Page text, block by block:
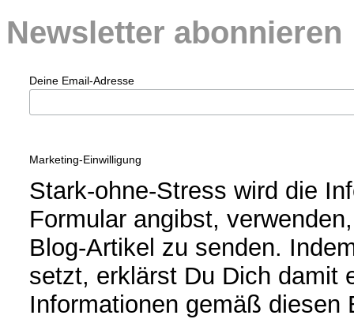
Newsletter abonnieren
Deine Email-Adresse
Marketing-Einwilligung
Stark-ohne-Stress wird die
Formular angibst,
Blog-Artikel zu senden.
setzt, erklärst Du Dich damit
Informationen gemäß diesen